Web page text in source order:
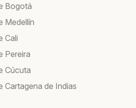
Bogotá
Medellín
Cali
Pereira
Cúcuta
Cartagena de Indias